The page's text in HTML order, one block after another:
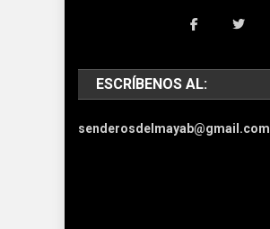
ESCRÍBENOS AL:
senderosdelmayab@gmail.com